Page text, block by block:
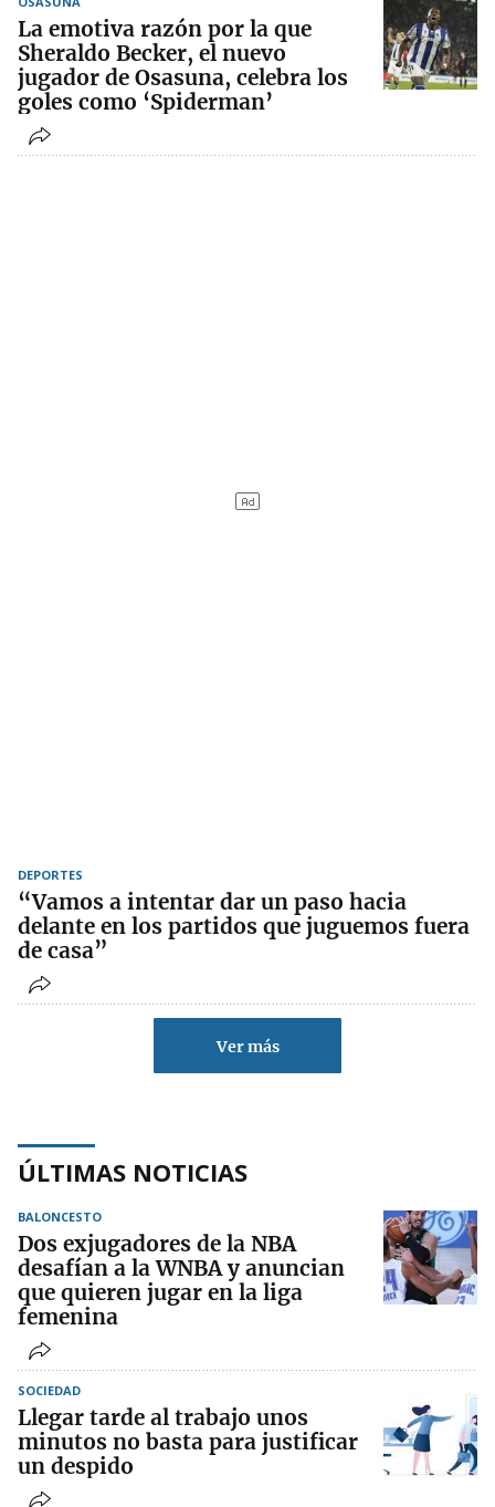
La emotiva razón por la que
Sheraldo Becker, el nuevo
jugador de Osasuna, celebra los
goles como ‘Spiderman’
DEPORTES
“Vamos a intentar dar un paso hacia
delante en los partidos que juguemos fuera
de casa”
Ver más
ÚLTIMAS NOTICIAS
BALONCESTO
Dos exjugadores de la NBA
desafían a la WNBA y anuncian
que quieren jugar en la liga
femenina
SOCIEDAD
Llegar tarde al trabajo unos
minutos no basta para justificar
un despido